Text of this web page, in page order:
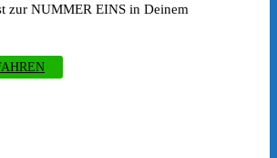
zur NUMMER EINS in Deinem